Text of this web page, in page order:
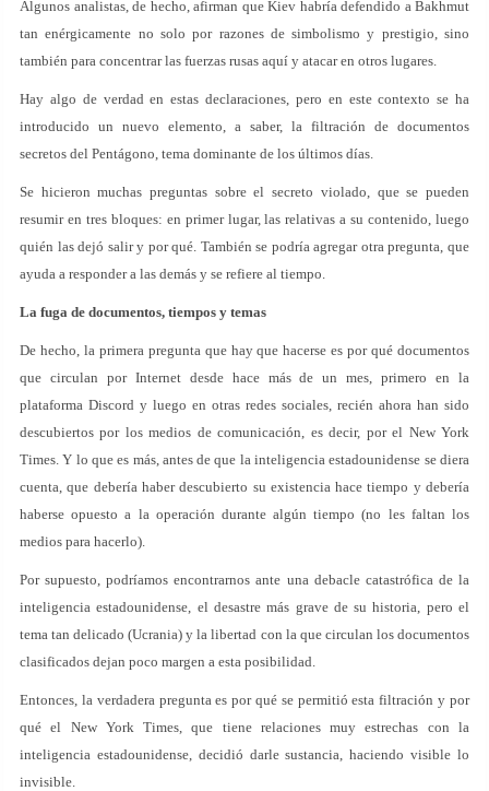
Algunos analistas, de hecho, afirman que Kiev habría defendido a Bakhmut
tan enérgicamente no solo por razones de simbolismo y prestigio, sino
también para concentrar las fuerzas rusas aquí y atacar en otros lugares.
Hay algo de verdad en estas declaraciones, pero en este contexto se ha
introducido un nuevo elemento, a saber, la filtración de documentos
secretos del Pentágono, tema dominante de los últimos días.
Se hicieron muchas preguntas sobre el secreto violado, que se pueden
resumir en tres bloques: en primer lugar, las relativas a su contenido, luego
quién las dejó salir y por qué. También se podría agregar otra pregunta, que
ayuda a responder a las demás y se refiere al tiempo.
La fuga de documentos, tiempos y temas
De hecho, la primera pregunta que hay que hacerse es por qué documentos
que circulan por Internet desde hace más de un mes, primero en la
plataforma Discord y luego en otras redes sociales, recién ahora han sido
descubiertos por los medios de comunicación, es decir, por el New York
Times. Y lo que es más, antes de que la inteligencia estadounidense se diera
cuenta, que debería haber descubierto su existencia hace tiempo y debería
haberse opuesto a la operación durante algún tiempo (no les faltan los
medios para hacerlo).
Por supuesto, podríamos encontrarnos ante una debacle catastrófica de la
inteligencia estadounidense, el desastre más grave de su historia, pero el
tema tan delicado (Ucrania) y la libertad con la que circulan los documentos
clasificados dejan poco margen a esta posibilidad.
Entonces, la verdadera pregunta es por qué se permitió esta filtración y por
qué el New York Times, que tiene relaciones muy estrechas con la
inteligencia estadounidense, decidió darle sustancia, haciendo visible lo
invisible.